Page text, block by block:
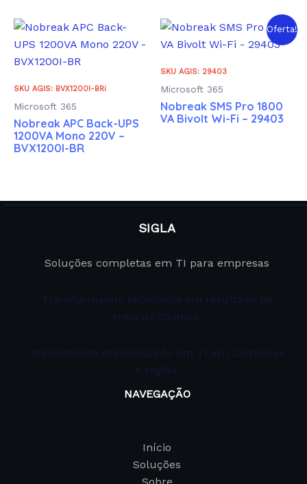
SKU AGIS: BVX1200I-BRi
Microsoft 365
Nobreak APC Back-UPS
1200VA Mono 220V –
BVX1200I-BR
Oferta!
SKU AGIS: 29403
Microsoft 365
Nobreak SMS Pro 1800
VA Bivolt Wi-Fi – 29403
SIGLA
Soluções completas em TI para empresas
Transformando tecnologia em resultado há
mais de 25 anos.
Atendimento especializado em TI em Campinas
e região.
NAVEGAÇÃO
Início
Soluções